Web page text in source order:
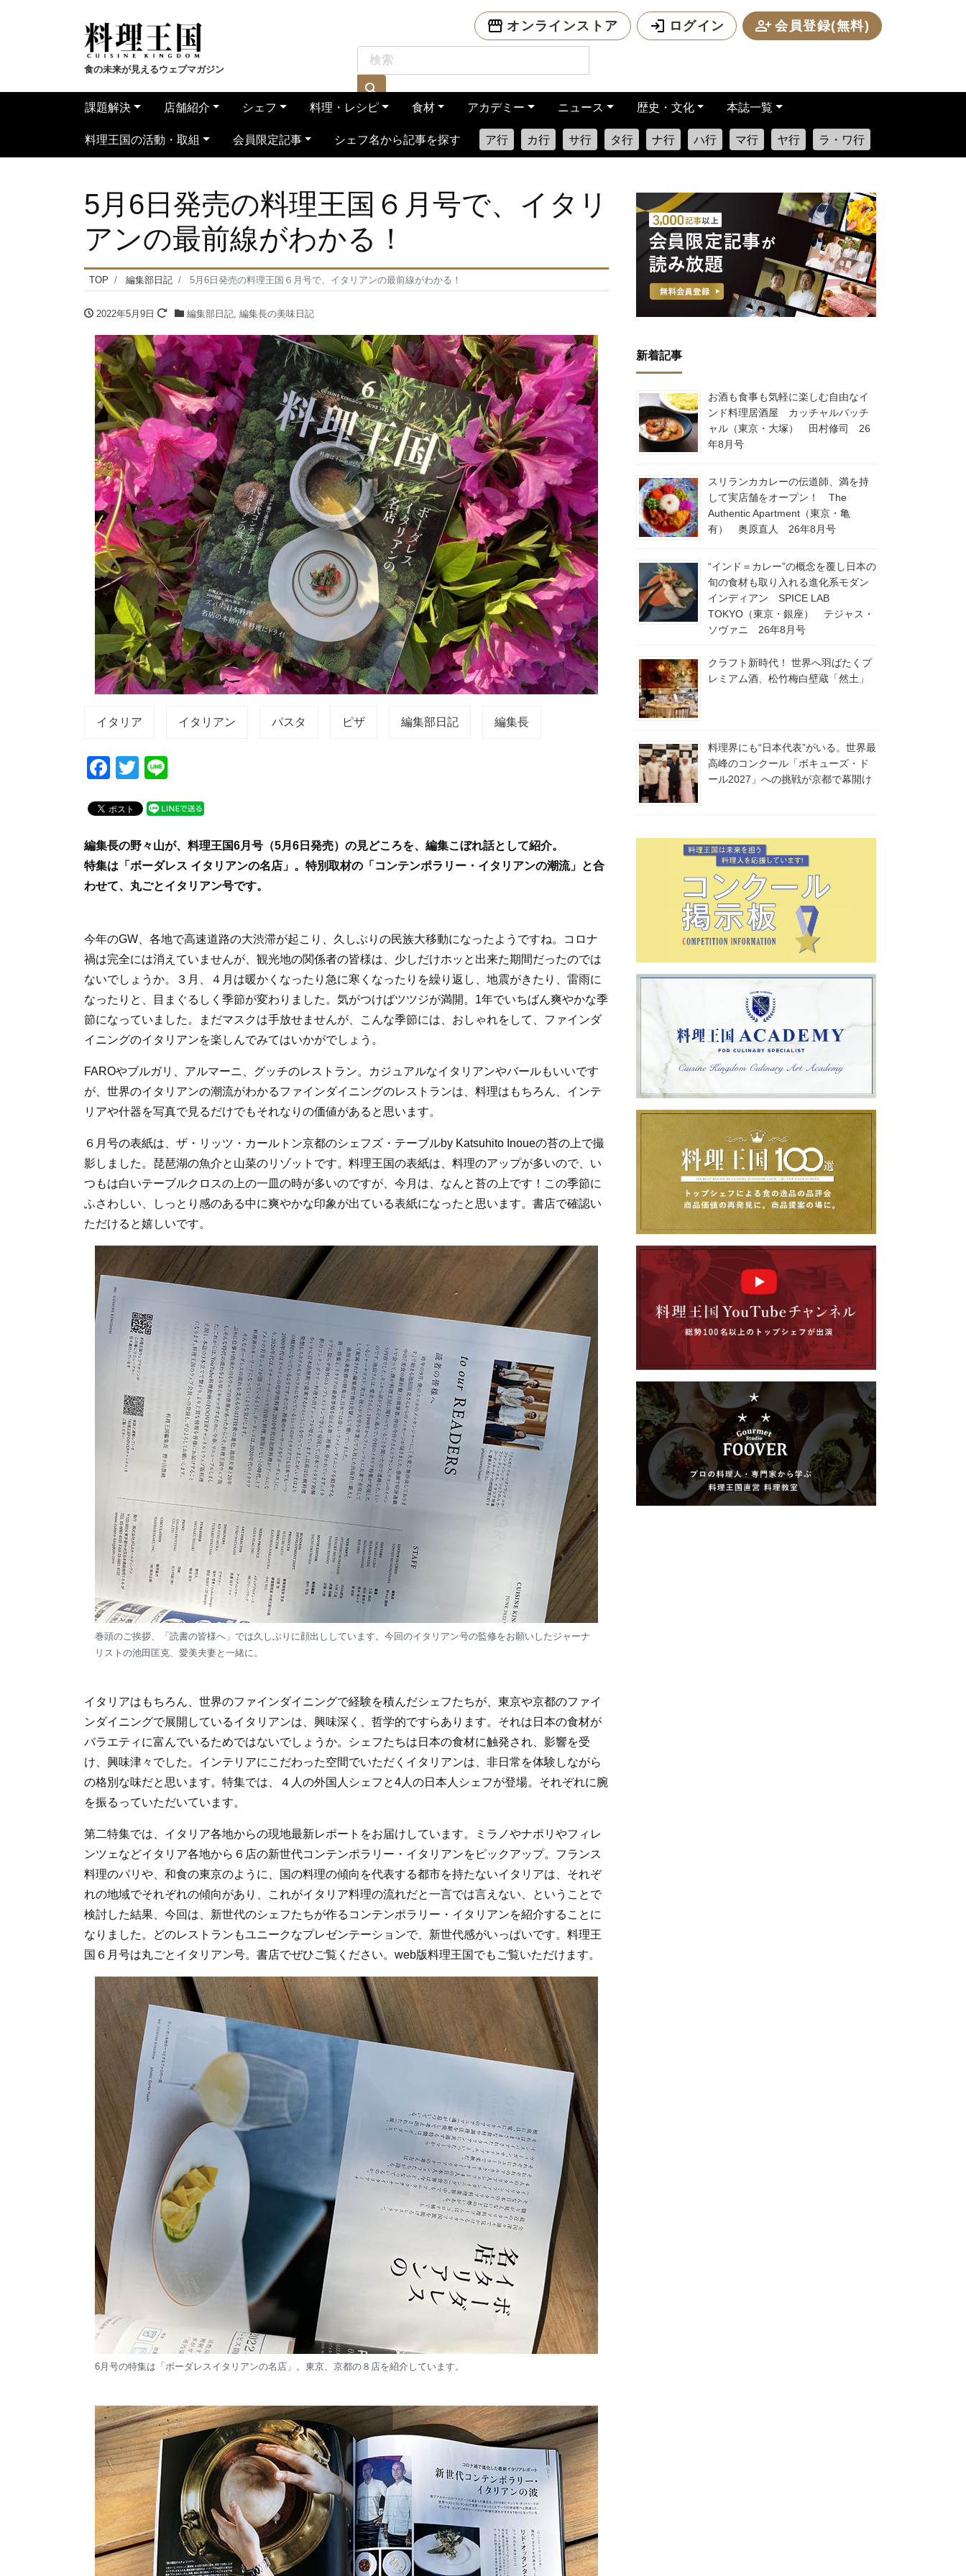
食の未来が見えるウェブマガジン
オンラインストア ログイン 会員登録(無料)
課題解決 店舗紹介 シェフ 料理・レシピ 食材 アカデミー ニュース 歴史・文化 本誌一覧
料理王国の活動・取組 会員限定記事 シェフ名から記事を探す ア行 カ行 サ行 タ行 ナ行 ハ行 マ行 ヤ行 ラ・ワ行
5月6日発売の料理王国６月号で、イタリ
アンの最前線がわかる！
TOP 編集部日記 5月6日発売の料理王国６月号で、イタリアンの最前線がわかる！
2022年5月9日 編集部日記, 編集長の美味日記
イタリア イタリアン パスタ ピザ 編集部日記 編集長
F
c
e
b
o
k
T
tt
er
e
編集長の野々山が、料理王国6月号（5月6日発売）の見どころを、編集こぼれ話として紹介。
特集は「ボーダレス イタリアンの名店」。特別取材の「コンテンポラリー・イタリアンの潮流」と合
わせて、丸ごとイタリアン号です。
今年のGW、各地で高速道路の大渋滞が起こり、久しぶりの民族大移動になったようですね。コロナ
禍は完全には消えていませんが、観光地の関係者の皆様は、少しだけホッと出来た期間だったのでは
ないでしょうか。３月、４月は暖かくなったり急に寒くなったりを繰り返し、地震がきたり、雷雨に
なったりと、目まぐるしく季節が変わりました。気がつけばツツジが満開。1年でいちばん爽やかな季
節になっていました。まだマスクは手放せませんが、こんな季節には、おしゃれをして、ファインダ
イニングのイタリアンを楽しんでみてはいかがでしょう。
FAROやブルガリ、アルマーニ、グッチのレストラン。カジュアルなイタリアンやバールもいいです
が、世界のイタリアンの潮流がわかるファインダイニングのレストランは、料理はもちろん、インテ
リアや什器を写真で見るだけでもそれなりの価値があると思います。
６月号の表紙は、ザ・リッツ・カールトン京都のシェフズ・テーブルby Katsuhito Inoueの苔の上で撮
影しました。琵琶湖の魚介と山菜のリゾットです。料理王国の表紙は、料理のアップが多いので、い
つもは白いテーブルクロスの上の一皿の時が多いのですが、今月は、なんと苔の上です！この季節に
ふさわしい、しっとり感のある中に爽やかな印象が出ている表紙になったと思います。書店で確認い
ただけると嬉しいです。
巻頭のご挨拶、「読書の皆様へ」では久しぶりに顔出ししています。今回のイタリアン号の監修をお願いしたジャーナ
リストの池田匡克、愛美夫妻と一緒に。
イタリアはもちろん、世界のファインダイニングで経験を積んだシェフたちが、東京や京都のファイ
ンダイニングで展開しているイタリアンは、興味深く、哲学的ですらあります。それは日本の食材が
バラエティに富んでいるためではないでしょうか。シェフたちは日本の食材に触発され、影響を受
け、興味津々でした。インテリアにこだわった空間でいただくイタリアンは、非日常を体験しながら
の格別な味だと思います。特集では、４人の外国人シェフと4人の日本人シェフが登場。それぞれに腕
を振るっていただいています。
第二特集では、イタリア各地からの現地最新レポートをお届けしています。ミラノやナポリやフィレ
ンツェなどイタリア各地から６店の新世代コンテンポラリー・イタリアンをピックアップ。フランス
料理のパリや、和食の東京のように、国の料理の傾向を代表する都市を持たないイタリアは、それぞ
れの地域でそれぞれの傾向があり、これがイタリア料理の流れだと一言では言えない、ということで
検討した結果、今回は、新世代のシェフたちが作るコンテンポラリー・イタリアンを紹介することに
なりました。どのレストランもユニークなプレゼンテーションで、新世代感がいっぱいです。料理王
国６月号は丸ごとイタリアン号。書店でぜひご覧ください。web版料理王国でもご覧いただけます。
6月号の特集は「ボーダレスイタリアンの名店」。東京、京都の８店を紹介しています。
新着記事
お酒も食事も気軽に楽しむ自由なイ
ンド料理居酒屋 カッチャルバッチ
ャル（東京・大塚） 田村修司 26
年8月号
スリランカカレーの伝道師、満を持
して実店舗をオープン！ The
Authentic Apartment（東京・亀
有） 奥原直人 26年8月号
“インド＝カレー”の概念を覆し日本の
旬の食材も取り入れる進化系モダン
インディアン SPICE LAB
TOKYO（東京・銀座） テジャス・
ソヴァニ 26年8月号
クラフト新時代！ 世界へ羽ばたくプ
レミアム酒、松竹梅白壁蔵「然土」
料理界にも“日本代表”がいる。世界最
高峰のコンクール「ボキューズ・ド
ール2027」への挑戦が京都で幕開け